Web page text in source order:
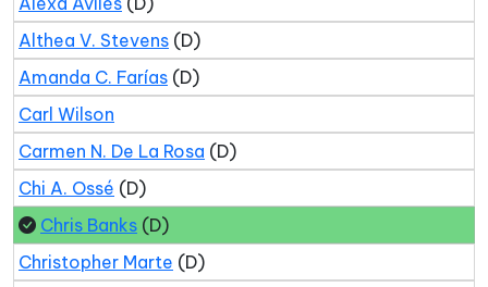
Althea V. Stevens (D)
Amanda C. Farías (D)
Carl Wilson
Carmen N. De La Rosa (D)
Chi A. Ossé (D)
Chris Banks (D)
Christopher Marte (D)